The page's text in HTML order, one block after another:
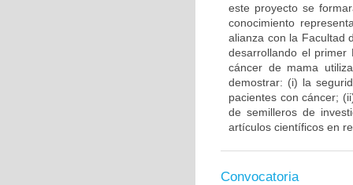
este proyecto se
conocimiento
alianza con la Facultad
desarrollando el primer
cáncer de mama
demostrar: (i) la
pacientes con cáncer;
de semilleros de
artículos científicos en
Convocatoria